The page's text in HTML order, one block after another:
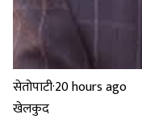
सेतोपाटी·20 hours ago
खेलकुद